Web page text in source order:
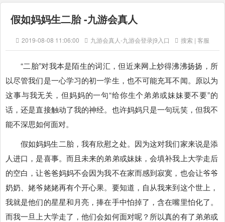
假如妈妈生二胎 -九游会真人
2019-08-08 11:06:00 九游会真人-九游会登录j9入口 搜索 | 客服
“二胎”对我本是陌生的词汇，但近来网上炒得沸沸扬扬，所
以尽管我们是一心学习的初一学生，也不可能充耳不闻。原以为
这事与我无关，但妈妈的一句“给你生个弟弟或妹妹要不要”的
话，还是直接触动了我的神经。也许妈妈只是一句玩笑，但我不
能不深思如何面对。
假如妈妈生二胎，我有欣慰之处。因为这对我们家来说是添
人进口，是喜事。而且未来的弟弟或妹妹，会填补我上大学走后
的空白，让爸爸妈妈不会因为我不在家而感到寂寞，也会让爷爷
奶奶、姥爷姥姥再有个开心果。要知道，自从我来到这个世上，
我就是他们的星星和月亮，捧在手中怕掉了，含在嘴里怕化了。
而我一旦上大学走了，他们会如何面对呢？所以真的有了弟弟或